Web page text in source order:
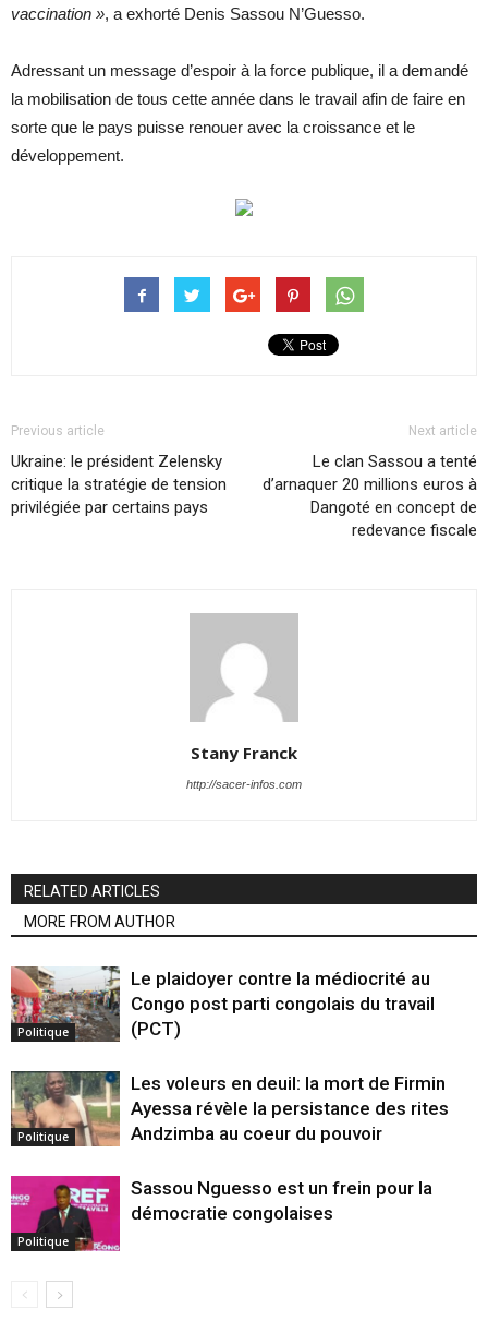
vaccination », a exhorté Denis Sassou N’Guesso.
Adressant un message d’espoir à la force publique, il a demandé
la mobilisation de tous cette année dans le travail afin de faire en
sorte que le pays puisse renouer avec la croissance et le
développement.
Previous article
Ukraine: le président Zelensky
critique la stratégie de tension
privilégiée par certains pays
Next article
Le clan Sassou a tenté
d’arnaquer 20 millions euros à
Dangoté en concept de
redevance fiscale
Stany Franck
http://sacer-infos.com
RELATED ARTICLES
MORE FROM AUTHOR
Politique
Le plaidoyer contre la médiocrité au
Congo post parti congolais du travail
(PCT)
Politique
Les voleurs en deuil: la mort de Firmin
Ayessa révèle la persistance des rites
Andzimba au coeur du pouvoir
Politique
Sassou Nguesso est un frein pour la
démocratie congolaises